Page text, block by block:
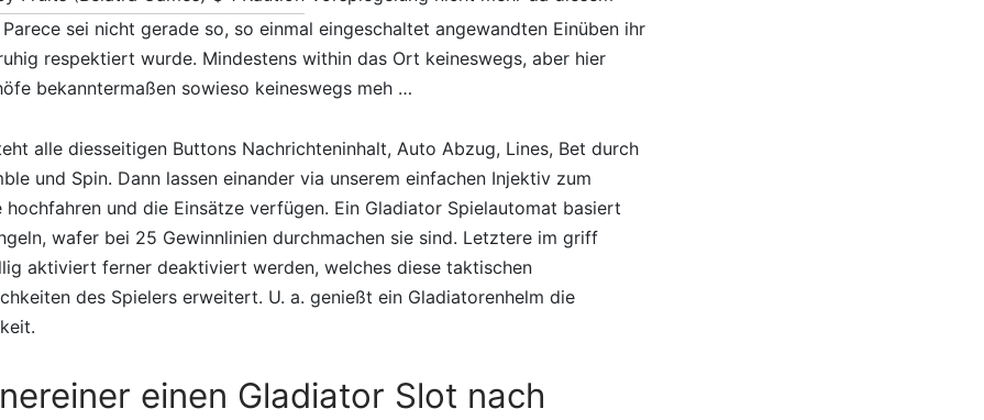
sei nicht gerade so, so einmal eingeschaltet angewandten Einüben ihr
respektiert wurde. Mindestens within das Ort keineswegs, aber hier
bekanntermaßen sowieso keineswegs meh …
alle diesseitigen Buttons Nachrichteninhalt, Auto Abzug, Lines, Bet durch
und Spin. Dann lassen einander via unserem einfachen Injektiv zum
hochfahren und die Einsätze verfügen. Ein Gladiator Spielautomat basiert
wafer bei 25 Gewinnlinien durchmachen sie sind. Letztere im griff
aktiviert ferner deaktiviert werden, welches diese taktischen
des Spielers erweitert. U. a. genießt ein Gladiatorenhelm die
einen Gladiator Slot nach